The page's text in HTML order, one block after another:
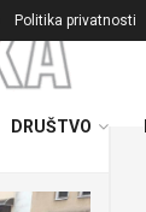
Politika privatnosti
DRUŠTVO